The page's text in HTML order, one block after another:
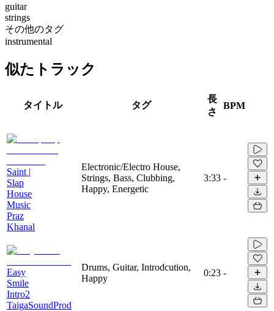
guitar
strings
その他のタグ
instrumental
似たトラック
タイトル タグ
長
さ
BPM
Saint |
Slap
House
Music
Praz
Khanal
Electronic/Electro House,
Strings, Bass, Clubbing,
Happy, Energetic
3:33 -
Easy
Smile
Intro2
TaigaSoundProd
Drums, Guitar, Introdcution,
Happy
0:23 -